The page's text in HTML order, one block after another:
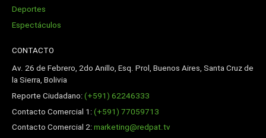
Deportes
Espectáculos
CONTACTO
Av. 26 de Febrero, 2do Anillo, Esq. Prol, Buenos Aires, Santa Cruz de
la Sierra, Bolivia
Reporte Ciudadano:(+591) 62246333
Contacto Comercial 1:(+591) 77059713
Contacto Comercial 2:marketing@redpat.tv